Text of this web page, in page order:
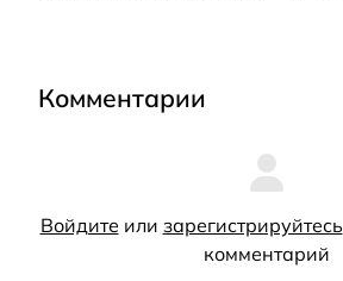
Комментарии
Войдите или зарегистрируйтесь
комментарий